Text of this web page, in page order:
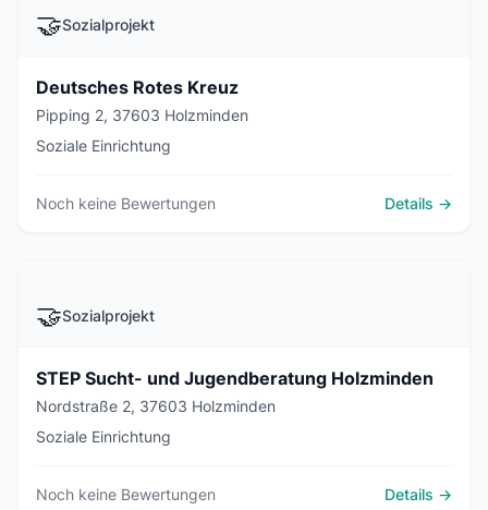
🤝Sozialprojekt
Deutsches Rotes Kreuz
Pipping 2, 37603 Holzminden
Soziale Einrichtung
Noch keine Bewertungen Details →
🤝Sozialprojekt
STEP Sucht- und Jugendberatung Holzminden
Nordstraße 2, 37603 Holzminden
Soziale Einrichtung
Noch keine Bewertungen Details →